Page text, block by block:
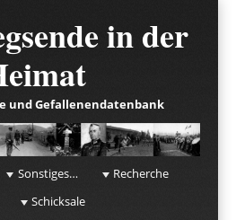
in der
und Gefallenendatenbank
Sonstiges…
Recherche
Schicksale